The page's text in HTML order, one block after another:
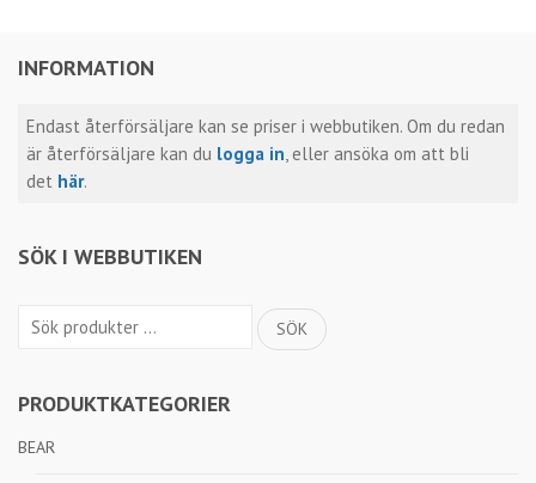
INFORMATION
Endast återförsäljare kan se priser i webbutiken. Om du redan
är återförsäljare kan du logga in, eller ansöka om att bli
det här.
SÖK I WEBBUTIKEN
Sök
SÖK
PRODUKTKATEGORIER
BEAR